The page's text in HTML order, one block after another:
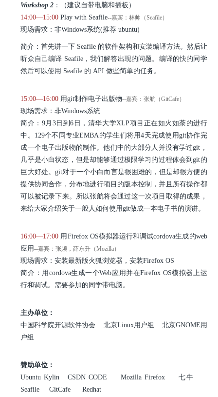
Workshop 2 ：（建议自带电脑和插板）
14:00—15:00 Play with Seafile--嘉宾：林帅（Seafile）
现场需求：非Windows系统(推荐 ubuntu)
简介：首先讲一下 Seafile 的软件架构和安装编译方法。然后让
听众自己编译 Seafile，我们解答出现的问题。编译的快的同学
然后可以使用 Seafile 的 API 做些简单的任务。
15:00—16:00 用git制作电子出版物--嘉宾：张航（GitCafe）
现场需求：非Windows系统
简介：9月3日到6日，清华大学XLP项目正在如火如荼的进行
中。129个不同专业EMBA的学生们将用4天完成使用git协作完
成一个电子出版物的制作。他们中的大部分人并没有学过git，
几乎是小白状态，但是却能够通过极限学习的过程体会到git的
巨大好处。git对于一个小白而言是很困难的，但是却很方便的
提供协同合作，分布地进行项目的版本控制，并且所有操作都
可以被记录下来。所以张航将会通过这一次项目取得的成果，
来给大家介绍关于一般人如何使用git做成一本电子书的演讲。
16:00—17:00 用Firefox OS模拟器运行和调试cordova生成的web
应用--嘉宾：张频，薛东升（Mozilla）
现场需求：安装最新版火狐浏览器，安装Firefox OS
简介：用cordova生成一个Web应用并在Firefox OS模拟器上运
行和调试。需要参加的同学带电脑。
主办单位：
中国科学院开源软件协会 北京Linux用户组 北京GNOME用
户组
赞助单位：
Ubuntu Kylin CSDN CODE Mozilla Firefox 七牛
Seafile GitCafe Redhat